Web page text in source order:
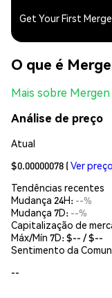
Get Your First
O que é
Mais sobre Mergen
Análise de preço
Atual
$0.00000078 (Ver
Tendências recentes
Mudança 24H: --%
Mudança 7D: --%
Capitalização de
Máx/Mín 7D: $-- / $--
Sentimento da
--